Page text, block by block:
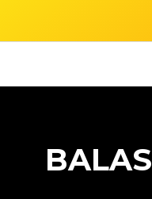
BALAS